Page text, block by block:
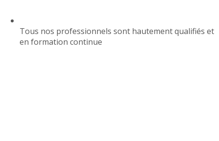
Tous nos professionnels sont hautement qualifiés et
en formation continue